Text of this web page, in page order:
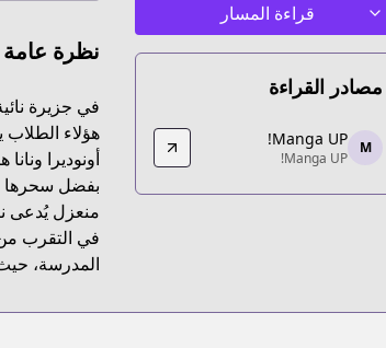
قراءة المسار
مصادر القراءة
Manga UP!
Manga UP!
https://global.manga-up.com/manga/160
M
Manga UP!
Manga UP!
نظرة عامة
في جزيرة
هؤلاء الطلاب
أونوديرا
بفضل سحرها
منعزل يُدعى
في التقرب
المدرسة،